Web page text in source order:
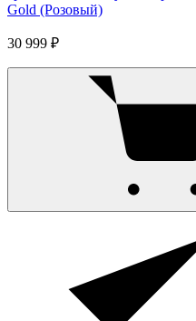
Gold (Розовый)
30 999 ₽